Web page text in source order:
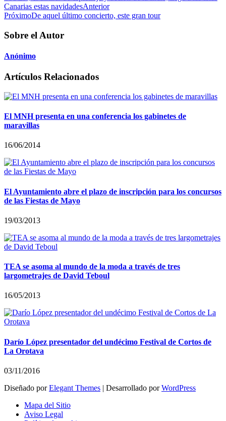
Canarias estas navidadesAnterior
PróximoDe aquel último concierto, este gran tour
Sobre el Autor
Anónimo
Artículos Relacionados
El MNH presenta en una conferencia los gabinetes de
maravillas
16/06/2014
El Ayuntamiento abre el plazo de inscripción para los concursos
de las Fiestas de Mayo
19/03/2013
TEA se asoma al mundo de la moda a través de tres
largometrajes de David Teboul
16/05/2013
Darío López presentador del undécimo Festival de Cortos de
La Orotava
03/11/2016
Diseñado porElegant Themes | Desarrollado porWordPress
Mapa del Sitio
Aviso Legal